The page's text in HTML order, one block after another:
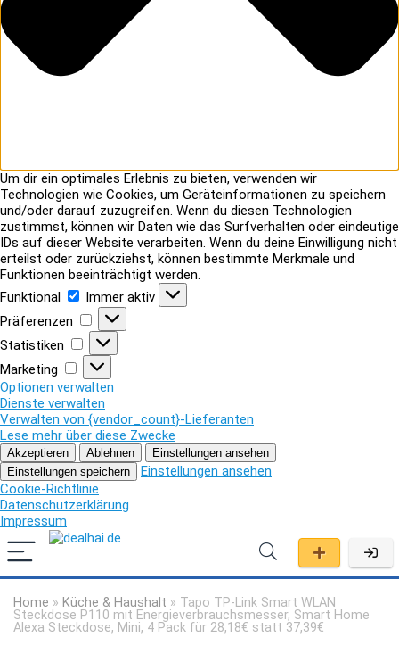
Um dir ein optimales Erlebnis zu bieten, verwenden wir
Technologien wie Cookies, um Geräteinformationen zu speichern
und/oder darauf zuzugreifen. Wenn du diesen Technologien
zustimmst, können wir Daten wie das Surfverhalten oder eindeutige
IDs auf dieser Website verarbeiten. Wenn du deine Einwilligung nicht
erteilst oder zurückziehst, können bestimmte Merkmale und
Funktionen beeinträchtigt werden.
Funktional
Funktional
Immer aktiv
Präferenzen
Präferenzen
Statistiken
Statistiken
Marketing
Marketing
Optionen verwalten
Dienste verwalten
Verwalten von {vendor_count}-Lieferanten
Lese mehr über diese Zwecke
Akzeptieren Ablehnen
Einstellungen ansehen
Einstellungen speichern
Einstellungen ansehen
Cookie-Richtlinie
Datenschutzerklärung
Impressum
Home » Küche & Haushalt » Tapo TP-Link Smart WLAN
Steckdose P110 mit Energieverbrauchsmesser, Smart Home
Alexa Steckdose, Mini, 4 Pack für 28,18€ statt 37,39€